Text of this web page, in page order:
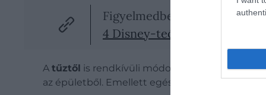
Figyelmedbe ajánljuk!
4 Disney-teória, amitől
A tűztől is rendkívüli módon tartott.
Utazásai
az épületből. Emellett egész életében félt a